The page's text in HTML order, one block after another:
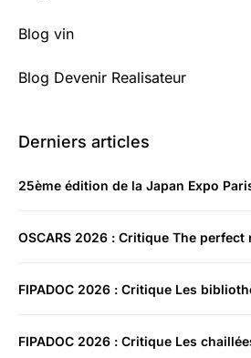
Blog vin
Blog Devenir Realisateur
Derniers articles
25ème édition de la Japan Expo
OSCARS 2026 : Critique The perfect
FIPADOC 2026 : Critique Les
FIPADOC 2026 : Critique Les